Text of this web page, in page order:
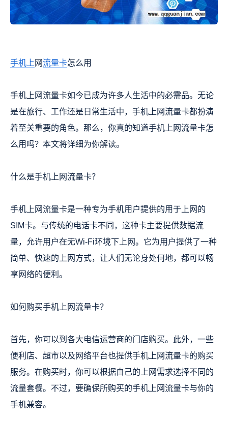
手机 上 网流量卡怎么用
手机上网流量卡如今已成为许多人生活中的必需品。无论
是在旅行、工作还是日常生活中，手机上网流量卡都扮演
着至关重要的角色。那么，你真的知道手机上网流量卡怎
么用吗？本文将详细为你解读。
什么是手机上网流量卡？
手机上网流量卡是一种专为手机用户提供的用于上网的
SIM卡。与传统的电话卡不同，这种卡主要提供数据流
量，允许用户在无Wi-Fi环境下上网。它为用户提供了一种
简单、快速的上网方式，让人们无论身处何地，都可以畅
享网络的便利。
如何购买手机上网流量卡？
首先，你可以到各大电信运营商的门店购买。此外，一些
便利店、超市以及网络平台也提供手机上网流量卡的购买
服务。在购买时，你可以根据自己的上网需求选择不同的
流量套餐。不过，要确保所购买的手机上网流量卡与你的
手机兼容。